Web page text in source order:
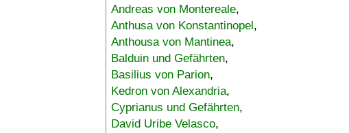
Andreas von Montereale,
Anthusa von Konstantinopel,
Anthousa von Mantinea,
Balduin und Gefährten,
Basilius von Parion,
Kedron von Alexandria,
Cyprianus und Gefährten,
David Uribe Velasco,